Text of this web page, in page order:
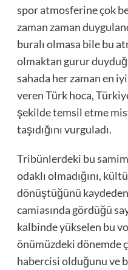
spor atmosferine çok
zaman zaman
buralı olmasa bile bu
olmaktan gurur
sahada her zaman en
veren Türk hoca,
şekilde temsil etme
taşıdığını vurguladı.
Tribünlerdeki bu
odaklı olmadığını,
dönüştüğünü
camiasında gördüğü
kalbinde yükselen bu
önümüzdeki dönemde
habercisi olduğunu ve